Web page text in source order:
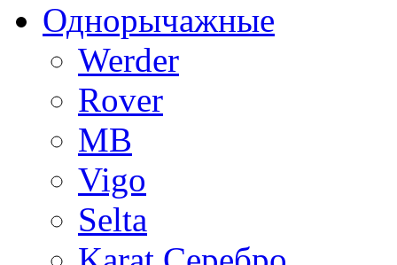
Однорычажные
Werder
Rover
MB
Vigo
Selta